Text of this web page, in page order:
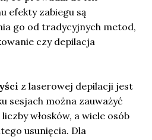
efekty zabiegu są
go od tradycyjnych metod,
czy depilacja
z laserowej depilacji jest
sesjach można zauważyć
włosków, a wiele osób
usunięcia. Dla